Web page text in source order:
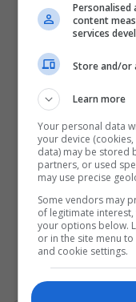
Personalised
content
services
Store and/or
Learn more
Your personal data
your device
data) may be stored
partners, or used
may use precise
Some vendors may
of legitimate
your options below.
or in the site menu
and cookie settings.